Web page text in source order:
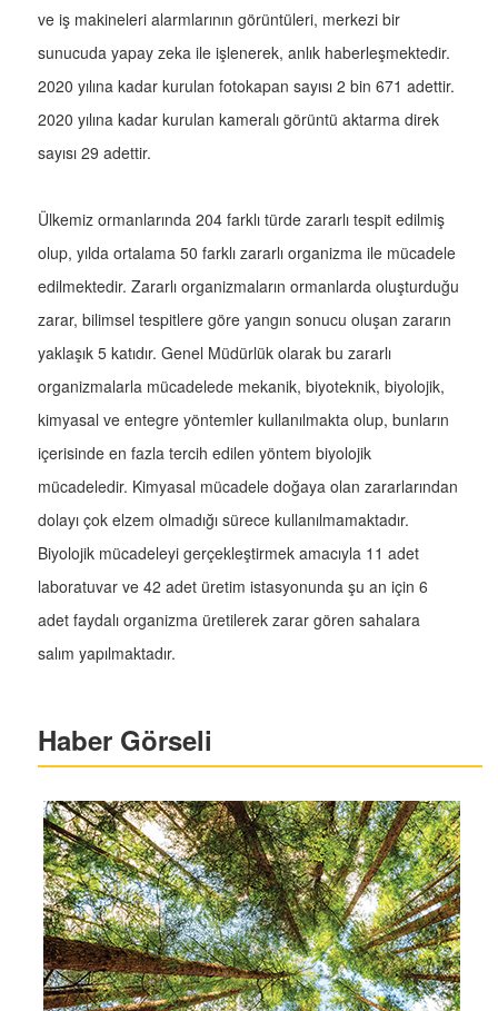
ve iş makineleri alarmlarının görüntüleri, merkezi bir
sunucuda yapay zeka ile işlenerek, anlık haberleşmektedir.
2020 yılına kadar kurulan fotokapan sayısı 2 bin 671 adettir.
2020 yılına kadar kurulan kameralı görüntü aktarma direk
sayısı 29 adettir.
Ülkemiz ormanlarında 204 farklı türde zararlı tespit edilmiş
olup, yılda ortalama 50 farklı zararlı organizma ile mücadele
edilmektedir. Zararlı organizmaların ormanlarda oluşturduğu
zarar, bilimsel tespitlere göre yangın sonucu oluşan zararın
yaklaşık 5 katıdır. Genel Müdürlük olarak bu zararlı
organizmalarla mücadelede mekanik, biyoteknik, biyolojik,
kimyasal ve entegre yöntemler kullanılmakta olup, bunların
içerisinde en fazla tercih edilen yöntem biyolojik
mücadeledir. Kimyasal mücadele doğaya olan zararlarından
dolayı çok elzem olmadığı sürece kullanılmamaktadır.
Biyolojik mücadeleyi gerçekleştirmek amacıyla 11 adet
laboratuvar ve 42 adet üretim istasyonunda şu an için 6
adet faydalı organizma üretilerek zarar gören sahalara
salım yapılmaktadır.
Haber Görseli